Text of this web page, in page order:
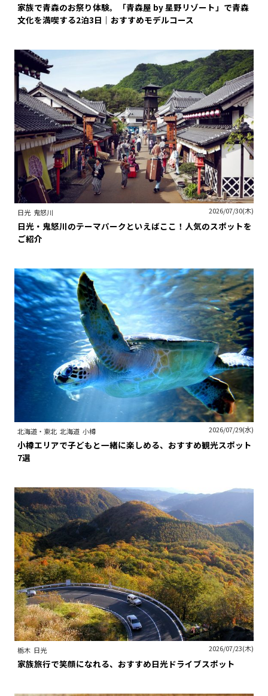
家族で青森のお祭り体験。「青森屋 by 星野リゾート」で青森
文化を満喫する2泊3日｜おすすめモデルコース
日光 鬼怒川 2026/07/30(木)
日光・鬼怒川のテーマパークといえばここ！人気のスポットを
ご紹介
北海道・東北 北海道 小樽 2026/07/29(水)
小樽エリアで子どもと一緒に楽しめる、おすすめ観光スポット
7選
栃木 日光 2026/07/23(木)
家族旅行で笑顔になれる、おすすめ日光ドライブスポット